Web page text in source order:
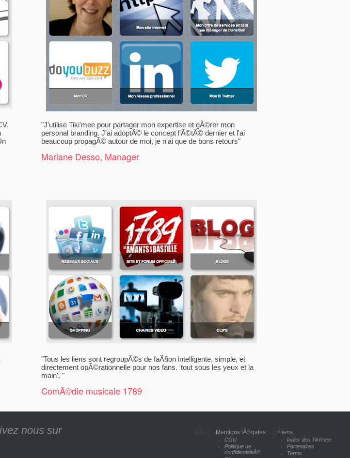
"J'utilise Tiki'mee pour partager mon expertise et gÃ©rer mon
personal branding. J'ai adoptÃ© le concept l'Ã©tÃ© dernier et l'ai
beaucoup propagÃ© autour de moi, je n'ai que de bons retours"
Mariane Desso, Manager
"Tous les liens sont regroupÃ©s de faÃ§on intelligente, simple, et
directement opÃ©rationnelle pour nos fans. 'tout sous les yeux et la
main'. "
ComÃ©die musicale 1789
nous sur Mentions lÃ©gales
CGU
Politique de
confidentialitÃ©
Liens
Index des Tiki'mee
Partenaires
Terms